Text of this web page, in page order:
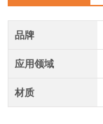
品牌
应用领域
材质